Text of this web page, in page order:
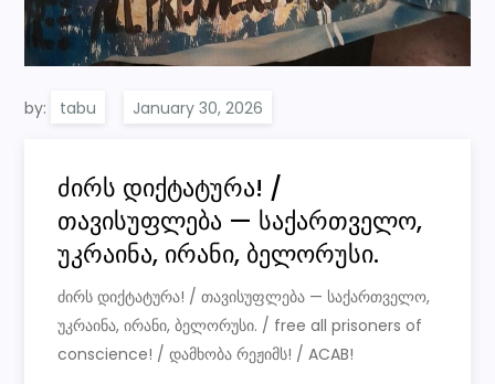
by: tabu
ძირს დიქტატურა! /
თავისუფლება — საქართველო,
უკრაინა, ირანი, ბელორუსი.
ძირს დიქტატურა! / თავისუფლება — საქართველო,
უკრაინა, ირანი, ბელორუსი. / free all prisoners of
conscience! / დამხობა რეჟიმს! / ACAB!